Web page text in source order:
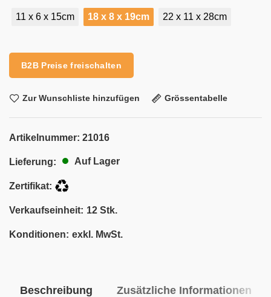
11 x 6 x 15cm 18 x 8 x 19cm 22 x 11 x 28cm
B2B Preise freischalten
Zur Wunschliste hinzufügen Grössentabelle
Artikelnummer: 21016
Lieferung: Auf Lager
Zertifikat:
Verkaufseinheit: 12 Stk.
Konditionen: exkl. MwSt.
Beschreibung Zusätzliche Informationen